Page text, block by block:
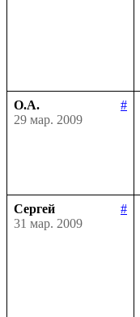
О.А.
#
29 мар. 2009
Сергей
#
31 мар. 2009